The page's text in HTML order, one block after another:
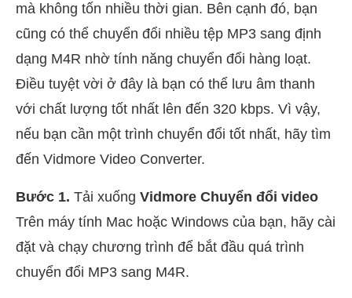
mà không tốn nhiều thời gian. Bên cạnh đó, bạn
cũng có thể chuyển đổi nhiều tệp MP3 sang định
dạng M4R nhờ tính năng chuyển đổi hàng loạt.
Điều tuyệt vời ở đây là bạn có thể lưu âm thanh
với chất lượng tốt nhất lên đến 320 kbps. Vì vậy,
nếu bạn cần một trình chuyển đổi tốt nhất, hãy tìm
đến Vidmore Video Converter.
Bước 1. Tải xuống Vidmore Chuyển đổi video
Trên máy tính Mac hoặc Windows của bạn, hãy cài
đặt và chạy chương trình để bắt đầu quá trình
chuyển đổi MP3 sang M4R.